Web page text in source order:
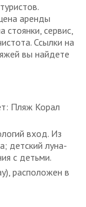
аренды
стоянки, сервис,
Ссылки на
вы найдете
Пляж Корал
вход. Из
детский луна-
с детьми.
расположен в